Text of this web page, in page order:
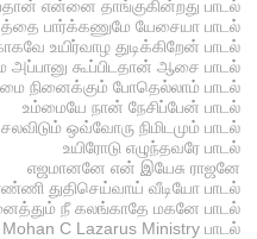
என்னை தாங்குகின்றது பாடல்
பார்க்கணுமே யேசையா பாடல்
உயிர்வாழ துடிக்கிறேன் பாடல்
அப்பானு கூப்பிடதான் ஆசை பாடல்
நினைக்கும் போதெல்லாம் பாடல்
உம்மையே நான் நேசிப்பேன் பாடல்
ஒவ்வோரு நிமிடமும் பாடல்
உயிரோடு எழுந்தவரே பாடல்
எஜமானனே என் இயேசு ராஜனே
துதிசெய்வாய் வீடியோ பாடல்
நீ கலங்காதே மகனே பாடல்
C Lazarus Ministry பாடல்